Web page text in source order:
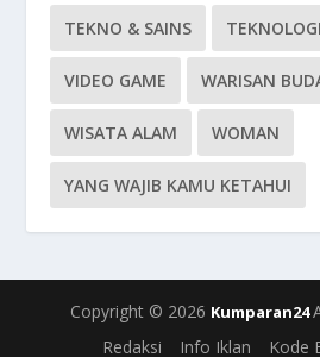
TEKNO & SAINS TEKNOLOGI
VIDEO GAME WARISAN
WISATA ALAM WOMAN
YANG WAJIB KAMU KETAHUI
Copyright © 2026 Kumparan24
Redaksi
Info Iklan Kode